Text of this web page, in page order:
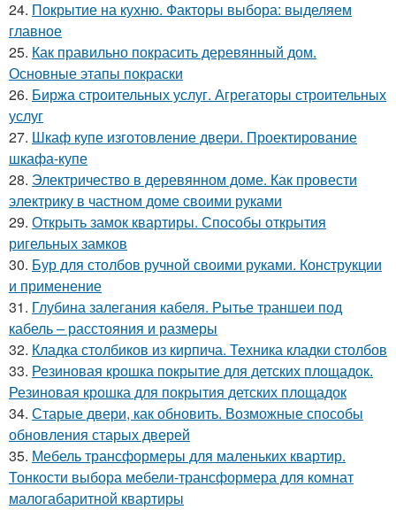
24. Покрытие на кухню. Факторы выбора: выделяем
главное
25. Как правильно покрасить деревянный дом.
Основные этапы покраски
26. Биржа строительных услуг. Агрегаторы строительных
услуг
27. Шкаф купе изготовление двери. Проектирование
шкафа-купе
28. Электричество в деревянном доме. Как провести
электрику в частном доме своими руками
29. Открыть замок квартиры. Способы открытия
ригельных замков
30. Бур для столбов ручной своими руками. Конструкции
и применение
31. Глубина залегания кабеля. Рытье траншеи под
кабель – расстояния и размеры
32. Кладка столбиков из кирпича. Техника кладки столбов
33. Резиновая крошка покрытие для детских площадок.
Резиновая крошка для покрытия детских площадок
34. Старые двери, как обновить. Возможные способы
обновления старых дверей
35. Мебель трансформеры для маленьких квартир.
Тонкости выбора мебели-трансформера для комнат
малогабаритной квартиры